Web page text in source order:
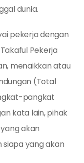
dunia.
pekerja dengan
Pekerja
menaikkan atau
(Total
pangkat
kata lain, pihak
akan
yang akan